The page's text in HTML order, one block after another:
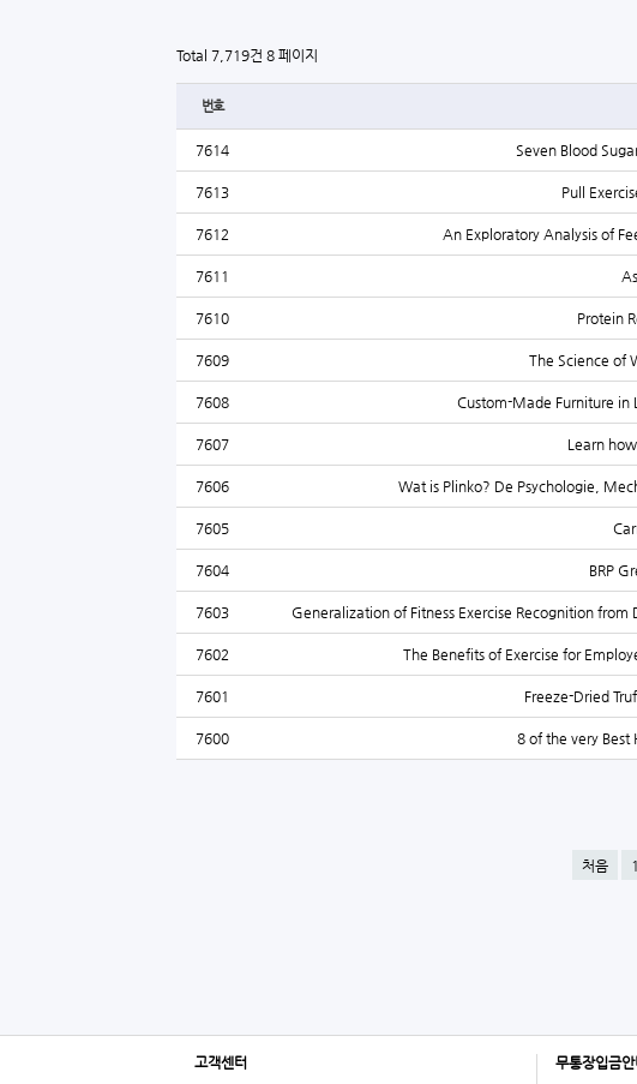
Total 7,719건 8 페이지
번호
7614 Seven Blood
7613 Pull
7612 An Exploratory Analysis of
7611
7610 Protein
7609 The Science of
7608 Custom-Made Furniture in
7607 Learn
7606 Wat is Plinko? De Psychologie,
7605
7604 BRP
7603 Generalization of Fitness Exercise Recognition
7602 The Benefits of Exercise for
7601 Freeze-Dried
7600 8 of the very Best
처음 1
고객센터 무통장입금안